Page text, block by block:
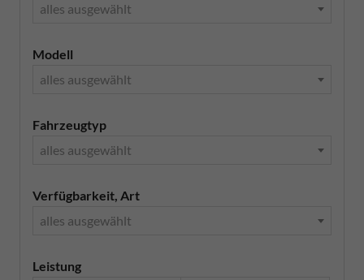
alles ausgewählt
Modell
alles ausgewählt
Fahrzeugtyp
alles ausgewählt
Verfügbarkeit, Art
alles ausgewählt
Leistung